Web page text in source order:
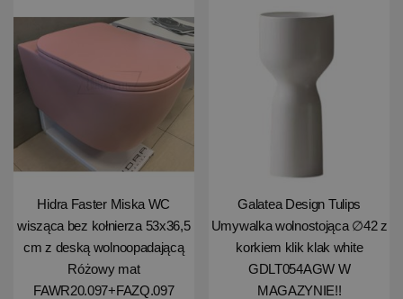
Hidra Faster Miska WC
wisząca bez kołnierza 53x36,5
cm z deską wolnoopadającą
Różowy mat
FAWR20.097+FAZQ.097
Galatea Design Tulips
Umywalka wolnostojąca ∅42 z
korkiem klik klak white
GDLT054AGW W
MAGAZYNIE!!